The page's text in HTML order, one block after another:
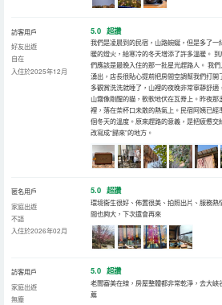
訪客用戶
好友出遊
自在
入住於2025年12月
5.0 超讚
我們是凌晨到的民宿，山路蜿蜒，但是多了一
暖的燈火，給寒冷的冬天增添了許多溫暖。
們應該是最晚入住的那一批星光趕路人。 我
湧出，店長很貼心提前把房間空調幫我們打
多觀賞洗洗就睡了，山裡的夜晚非常寧靜舒適
山霧像剛醒的貓，軟軟地伏在瓦脊上。昨夜
裡，落在茶杯口未散的熱氣上。民宿阿姨已
個冬天的溫度。原來趕路的意義，是把疲憊交
改寫成“歸來”的地方。
匿名用戶
家庭出遊
不語
入住於2026年02月
5.0 超讚
環境衞生很好、佈置很美、拍照出片、服務
間也夠大，下次還會再來
訪客用戶
家庭出遊
無塵
5.0 超讚
老闆審美在線，房屋整體都非常乾淨，去大
薦